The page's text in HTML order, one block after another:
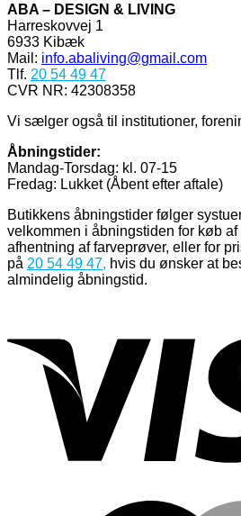
ABA – DESIGN & LIVING
Harreskovvej 1
6933 Kibæk
Mail: info.abaliving@gmail.com
Tlf. 20 54 49 47
CVR NR: 42308358
Vi sælger også til institutioner,
Åbningstider:
Mandag-Torsdag: kl. 07-15
Fredag: Lukket (Åbent efter aftale)
Butikkens åbningstider følger
velkommen i åbningstiden for køb af
afhentning af farveprøver, eller for
på 20 54 49 47, hvis du ønsker at
almindelig åbningstid.